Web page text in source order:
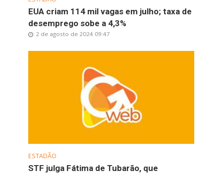
EUA criam 114 mil vagas em julho; taxa de
desemprego sobe a 4,3%
2 de agosto de 2024 09:47
ESTADÃO
STF julga Fátima de Tubarão, que